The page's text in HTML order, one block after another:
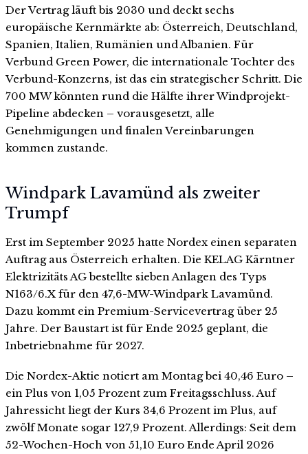
Der Vertrag läuft bis 2030 und deckt sechs
europäische Kernmärkte ab: Österreich, Deutschland,
Spanien, Italien, Rumänien und Albanien. Für
Verbund Green Power, die internationale Tochter des
Verbund-Konzerns, ist das ein strategischer Schritt. Die
700 MW könnten rund die Hälfte ihrer Windprojekt-
Pipeline abdecken – vorausgesetzt, alle
Genehmigungen und finalen Vereinbarungen
kommen zustande.
Windpark Lavamünd als zweiter
Trumpf
Erst im September 2025 hatte Nordex einen separaten
Auftrag aus Österreich erhalten. Die KELAG Kärntner
Elektrizitäts AG bestellte sieben Anlagen des Typs
N163/6.X für den 47,6-MW-Windpark Lavamünd.
Dazu kommt ein Premium-Servicevertrag über 25
Jahre. Der Baustart ist für Ende 2025 geplant, die
Inbetriebnahme für 2027.
Die Nordex-Aktie notiert am Montag bei 40,46 Euro –
ein Plus von 1,05 Prozent zum Freitagsschluss. Auf
Jahressicht liegt der Kurs 34,6 Prozent im Plus, auf
zwölf Monate sogar 127,9 Prozent. Allerdings: Seit dem
52-Wochen-Hoch von 51,10 Euro Ende April 2026